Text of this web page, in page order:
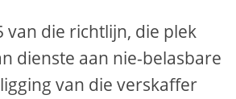
van die richtlijn, die plek
dienste aan nie-belasbare
van die verskaffer